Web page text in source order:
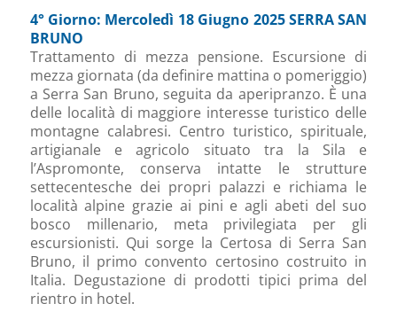
4° Giorno: Mercoledì 18 Giugno 2025 SERRA SAN
BRUNO
Trattamento di mezza pensione. Escursione di
mezza giornata (da definire mattina o pomeriggio)
a Serra San Bruno, seguita da aperipranzo. È una
delle località di maggiore interesse turistico delle
montagne calabresi. Centro turistico, spirituale,
artigianale e agricolo situato tra la Sila e
l’Aspromonte, conserva intatte le strutture
settecentesche dei propri palazzi e richiama le
località alpine grazie ai pini e agli abeti del suo
bosco millenario, meta privilegiata per gli
escursionisti. Qui sorge la Certosa di Serra San
Bruno, il primo convento certosino costruito in
Italia. Degustazione di prodotti tipici prima del
rientro in hotel.